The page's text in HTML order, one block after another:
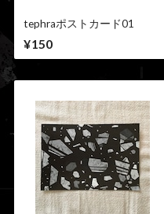
tephraポストカード01
¥150